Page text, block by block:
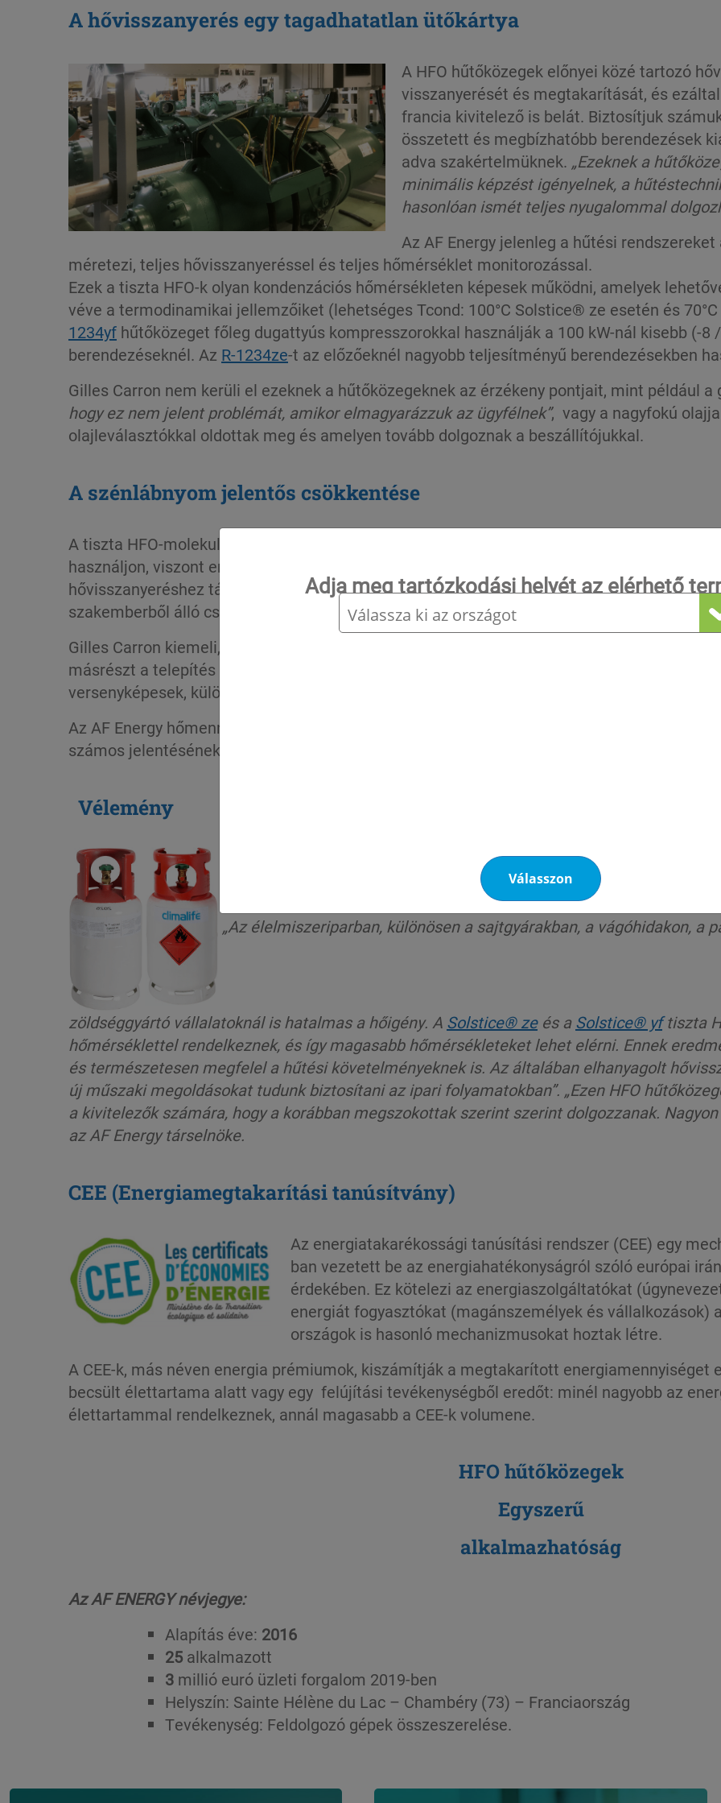
Adja meg tartózkodási helyét az elérhető
megtekintéséhez!
Válasszon
A hővisszanyerés egy tagadhatatlan ütőkártya
A HFO hűtőközegek előnyei közé tartozó
visszanyerését és megtakarítását, és
francia kivitelező is belát. Biztosítjuk
összetett és megbízhatóbb berendezések
adva szakértelmüknek. „Ezeknek a
minimális képzést igényelnek, a
hasonlóan ismét teljes nyugalommal
Az AF Energy jelenleg a hűtési
méretezi, teljes hővisszanyeréssel és teljes hőmérséklet monitorozással.
Ezek a tiszta HFO-k olyan kondenzációs hőmérsékleten képesek működni, amelyek
véve a termodinamikai jellemzőiket (lehetséges Tcond: 100°C Solstice® ze esetén és
1234yf hűtőközeget főleg dugattyús kompresszorokkal használják a 100 kW-nál kisebb (-8
berendezéseknél. Az R-1234ze-t az előzőeknél nagyobb teljesítményű berendezésekben
Gilles Carron nem kerüli el ezeknek a hűtőközegeknek az érzékeny pontjait, mint például a
hogy ez nem jelent problémát, amikor elmagyarázzuk az ügyfélnek”, vagy a nagyfokú
olajleválasztókkal oldottak meg és amelyen tovább dolgoznak a beszállítójukkal.
A szénlábnyom jelentős csökkentése
A tiszta HFO-molekulák alacsony nyomása arra kötelezi az AF Energy-t, hogy alacsony
használjon, viszont emiatt a berendezések sokkal kevésbé hajlamosak szivárgásra. Ez, a
hővisszanyeréshez társulva tovább csökkenti a környezetre gyakorolt ​​hatásukat. Az
szakemberből álló csapat tanulmányozza.
Gilles Carron kiemeli, hogy a hűtőközegek ára nem befolyásolja, egyrészt mivel az áruk
másrészt a telepítés összköltségében csupán egy kis részt tesznek ki. A
-hoz
versenyképesek, különösen a beruházások gyors megtérülésének köszönhetően.
Az AF Energy hőmennyiségmérőt társít a gépeihez, amelynek COP értékei könnyen
számos jelentésének elemzése alapján, ami lehetővé teszi a megelőző karbantartást is.
Vélemény
„Az élelmiszeriparban, különösen a sajtgyárakban, a vágóhidakon, a
zöldséggyártó vállalatoknál is hatalmas a hőigény. A Solstice® zeés a Solstice® yftiszta
hőmérséklettel rendelkeznek, és így magasabb hőmérsékleteket lehet elérni. Ennek
és természetesen megfelel a hűtési követelményeknek is. Az általában elhanyagolt
új műszaki megoldásokat tudunk biztosítani az ipari folyamatokban”. „Ezen HFO
a kivitelezők számára, hogy a korábban megszokottak szerint szerintdolgozzanak.
az AFEnergytárselnöke.
CEE (Energiamegtakarítási tanúsítvány)
Az energiatakarékossági tanúsítási rendszer (CEE) egy
ban vezetett be az energiahatékonyságról szóló európai
érdekében. Ez kötelezi az energiaszolgáltatókat
energiát fogyasztókat (magánszemélyek és vállalkozások)
országok is hasonló mechanizmusokat hoztak létre.
A CEE-k, más néven energia prémiumok, kiszámítják a megtakarított energiamennyiséget
becsült élettartama alatt vagy egy felújítási tevékenységből eredőt: minél nagyobb az
élettartammal rendelkeznek, annál magasabb a CEE-k volumene.
HFO hűtőközegek
Egyszerű
alkalmazhatóság
Az AF ENERGY névjegye:
Alapítás éve: 2016
25 alkalmazott
3 millió euró üzleti forgalom 2019-ben
Helyszín: Sainte Hélène du Lac – Chambéry (73) – Franciaország
Tevékenység: Feldolgozó gépek összeszerelése.